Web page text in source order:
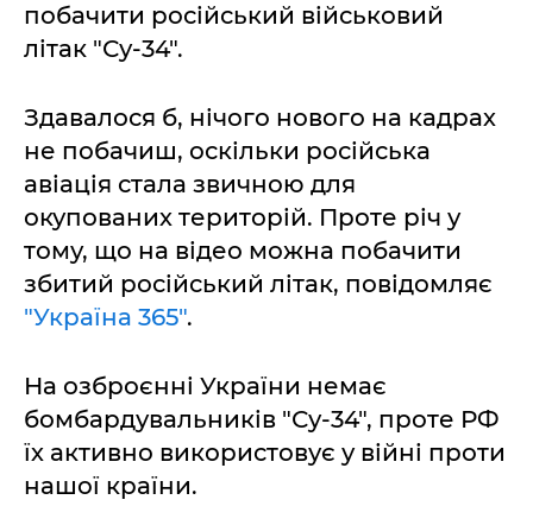
побачити російський військовий
літак "Су-34".
Здавалося б, нічого нового на кадрах
не побачиш, оскільки російська
авіація стала звичною для
окупованих територій. Проте річ у
тому, що на відео можна побачити
збитий російський літак, повідомляє
"Україна 365".
На озброєнні України немає
бомбардувальників "Су-34", проте РФ
їх активно використовує у війні проти
нашої країни.